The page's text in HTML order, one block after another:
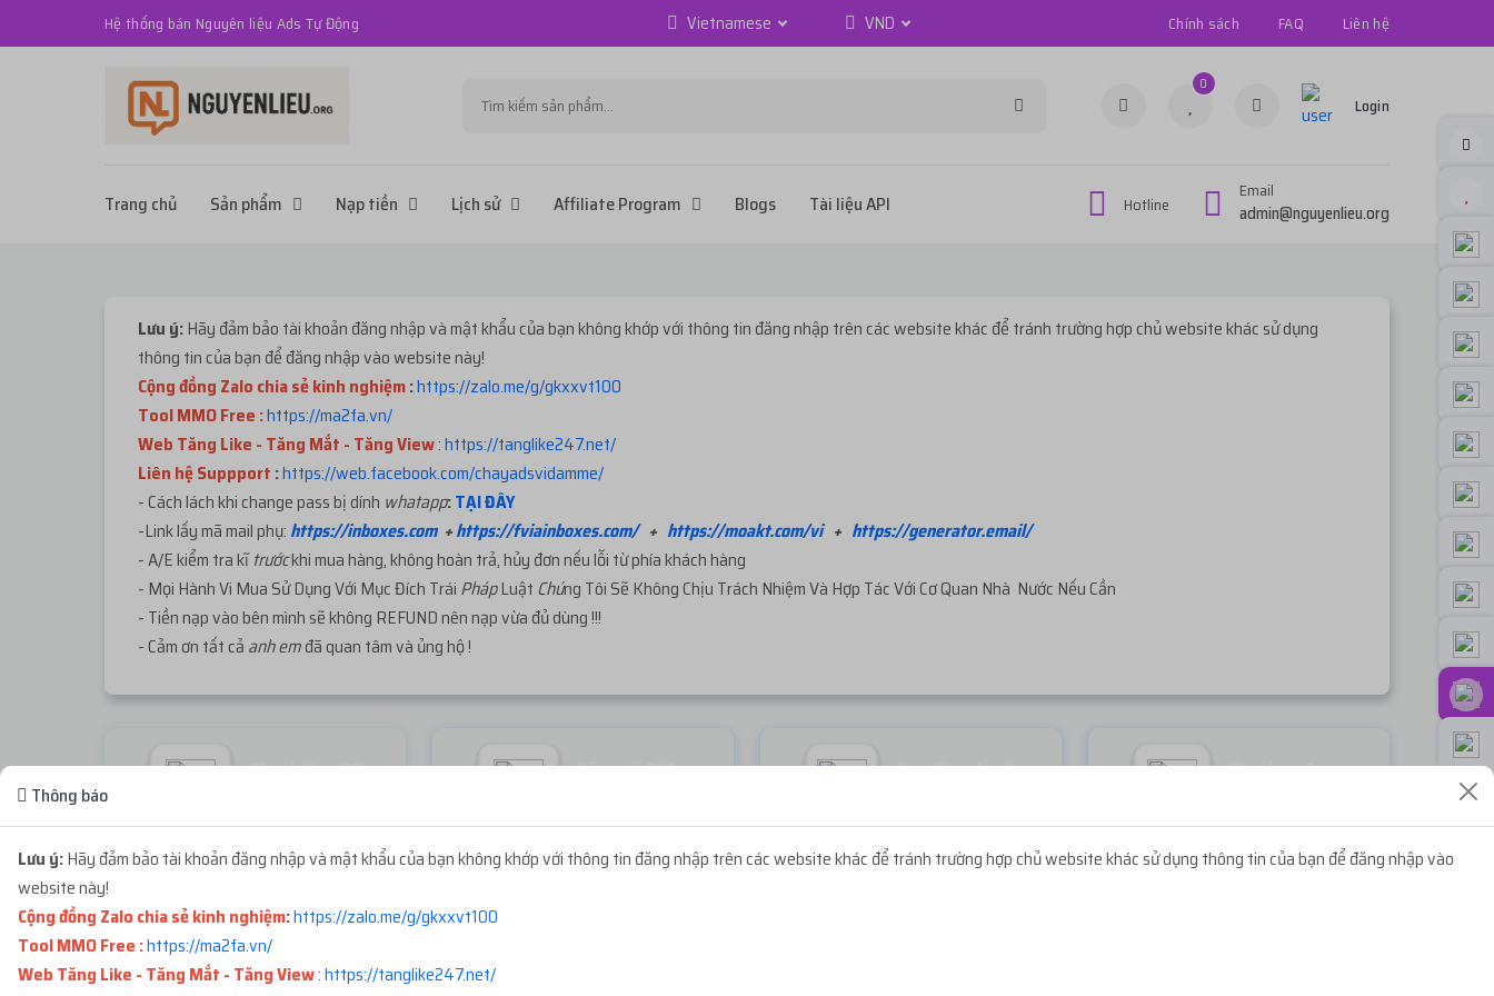
Hệ thống bán Nguyên liệu Ads Tự Động Vietnamese VND Chính sách FAQ Liên hệ
0
Login
Trang chủ Sản phẩm Nạp tiền Lịch sử Affiliate Program Blogs Tài liệu API Hotline
Email
admin@nguyenlieu.org
Lưu ý:Hãy đảm bảo tài khoản đăng nhập và mật khẩu của bạn không khớp với thông tin đăng nhập trên các website khác để tránh trường hợp chủ website khác sử dụng
thông tin của bạn để đăng nhập vào website này!
Cộng đồng Zalo chia sẻ kinh nghiệm:https://zalo.me/g/gkxxvt100
Tool MMO Free :https://ma2fa.vn/
Web Tăng Like - Tăng Mắt - Tăng View:https://tanglike247.net/
Liên hệ Suppport :https://web.facebook.com/chayadsvidamme/
- Cách lách khi change pass bị dính whatapp:TẠI ĐÂY
-Link lấy mã mail phụ: https://inboxes.com+https://fviainboxes.com/+ https://moakt.com/vi+ https://generator.email/
- A/E kiểm tra kĩtrướckhi mua hàng, không hoàn trả, hủy đơn nếu lỗi từ phía khách hàng
- Mọi Hành Vi Mua Sử Dụng Với Mục Đích Trái PhápLuật Chúng Tôi Sẽ Không Chịu Trách Nhiệm Và Hợp Tác Với Cơ Quan Nhà Nước Nếu Cần
- Tiền nạp vào bên mình sẽ không REFUND nên nạp vừa đủ dùng !!!
- Cảm ơn tất cả anh emđã quan tâm và ủng hộ !
Check live FB Lấy mã 2FA Icon Facebook Random Face
Không thể tải sản phẩm. Vui lòng thử lại!
ĐƠN HÀNG GẦN ĐÂY
Thông báo
Lưu ý:Hãy đảm bảo tài khoản đăng nhập và mật khẩu của bạn không khớp với thông tin đăng nhập trên các website khác để tránh trường hợp chủ website khác sử dụng thông tin của bạn để đăng nhập vào
website này!
Cộng đồng Zalo chia sẻ kinh nghiệm:https://zalo.me/g/gkxxvt100
Tool MMO Free :https://ma2fa.vn/
Web Tăng Like - Tăng Mắt - Tăng View:https://tanglike247.net/